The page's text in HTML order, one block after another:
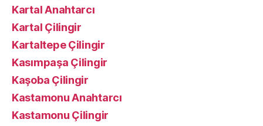
Kartal Anahtarcı
Kartal Çilingir
Kartaltepe Çilingir
Kasımpaşa Çilingir
Kaşoba Çilingir
Kastamonu Anahtarcı
Kastamonu Çilingir